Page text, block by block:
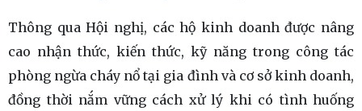
Thông qua Hội nghị, các hộ kinh doanh được nâng
cao nhận thức, kiến thức, kỹ năng trong công tác
phòng ngừa cháy nổ tại gia đình và cơ sở kinh doanh,
đồng thời nắm vững cách xử lý khi có tình huống